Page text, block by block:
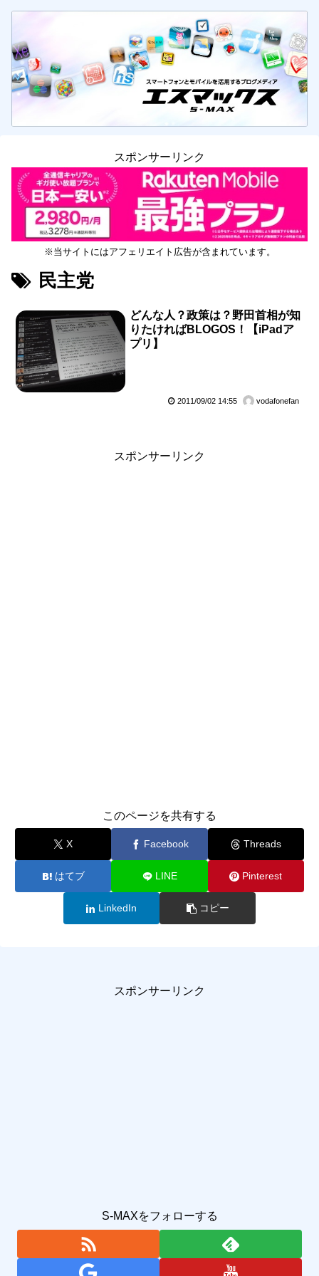
スポンサーリンク
※当サイトにはアフェリエイト広告が含まれています。
民主党
どんな人？政策は？野田首相が知
りたければBLOGOS！【iPadア
プリ】
2011/09/02 14:55 vodafonefan
スポンサーリンク
このページを共有する
X Facebook Threads
はてブ LINE Pinterest
LinkedIn コピー
スポンサーリンク
S-MAXをフォローする